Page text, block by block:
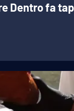
Dentro fa